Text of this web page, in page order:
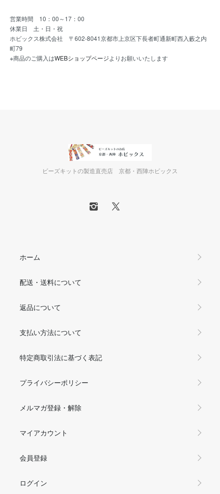
営業時間 10：00～17：00
休業日 土・日・祝
ホビックス株式会社 〒602-8041京都市上京区下長者町通新町西入藪之内
町79
※商品のご購入はWEBショップページよりお願いいたします
ビーズキットの製造直売店 京都・西陣ホビックス
ホーム
配送・送料について
返品について
支払い方法について
特定商取引法に基づく表記
プライバシーポリシー
メルマガ登録・解除
マイアカウント
会員登録
ログイン